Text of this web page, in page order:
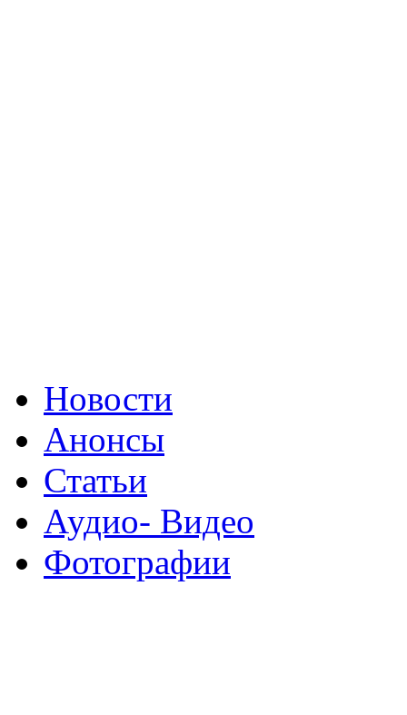
Новости
Анонсы
Статьи
Аудио- Видео
Фотографии